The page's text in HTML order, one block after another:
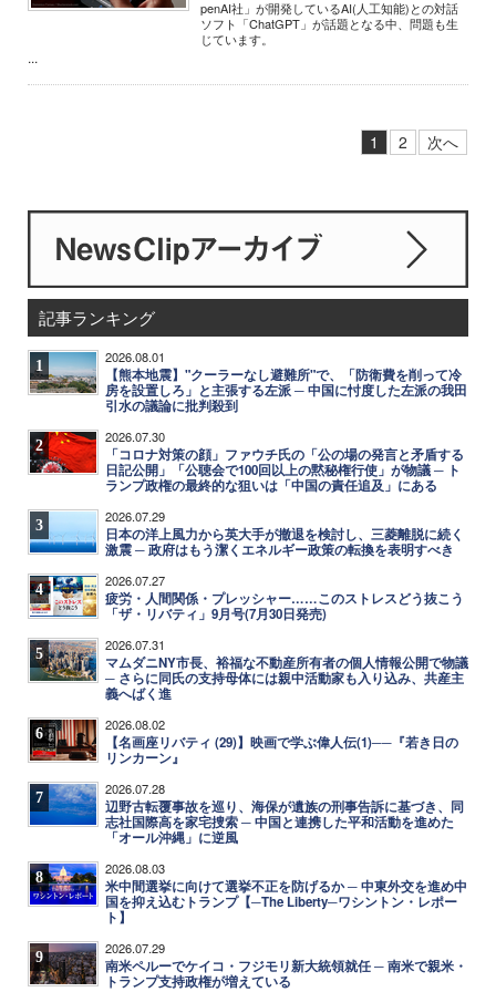
penAI社」が開発しているAI(人工知能)との対話
ソフト「ChatGPT」が話題となる中、問題も生
じています。
...
1 2 次へ
記事ランキング
1 2026.08.01
【熊本地震】"クーラーなし避難所"で、「防衛費を削って冷
房を設置しろ」と主張する左派 ─ 中国に忖度した左派の我田
引水の議論に批判殺到
2 2026.07.30
「コロナ対策の顔」ファウチ氏の「公の場の発言と矛盾する
日記公開」「公聴会で100回以上の黙秘権行使」が物議 ─ ト
ランプ政権の最終的な狙いは「中国の責任追及」にある
3 2026.07.29
日本の洋上風力から英大手が撤退を検討し、三菱離脱に続く
激震 ─ 政府はもう潔くエネルギー政策の転換を表明すべき
4 2026.07.27
疲労・人間関係・プレッシャー……このストレスどう抜こう
「ザ・リバティ」9月号(7月30日発売)
5 2026.07.31
マムダニNY市長、裕福な不動産所有者の個人情報公開で物議
─ さらに同氏の支持母体には親中活動家も入り込み、共産主
義へばく進
6 2026.08.02
【名画座リバティ (29)】映画で学ぶ偉人伝(1)──『若き日の
リンカーン』
7 2026.07.28
辺野古転覆事故を巡り、海保が遺族の刑事告訴に基づき、同
志社国際高を家宅捜索 ─ 中国と連携した平和活動を進めた
「オール沖縄」に逆風
8 2026.08.03
米中間選挙に向けて選挙不正を防げるか ─ 中東外交を進め中
国を抑え込むトランプ【─The Liberty─ワシントン・レポー
ト】
9 2026.07.29
南米ペルーでケイコ・フジモリ新大統領就任 ─ 南米で親米・
トランプ支持政権が増えている